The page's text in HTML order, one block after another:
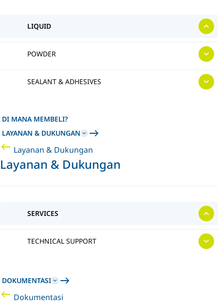
LIQUID
POWDER
SEALANT & ADHESIVES
DI MANA MEMBELI?
LAYANAN & DUKUNGAN
Layanan & Dukungan
Layanan & Dukungan
SERVICES
TECHNICAL SUPPORT
DOKUMENTASI
Dokumentasi